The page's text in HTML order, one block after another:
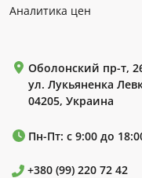
Аналитика цен
Оболонский пр-т,
ул. Лукьяненка
04205, Украина
Пн-Пт: с 9:00 до
+380 (99) 220 72 42